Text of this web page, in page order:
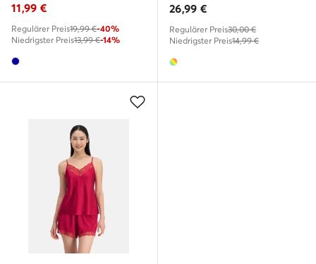
11,99 €
Regulärer Preis19,99 €-40%
Niedrigster Preis13,99 €-14%
26,99 €
Regulärer Preis30,00 €
Niedrigster Preis14,99 €